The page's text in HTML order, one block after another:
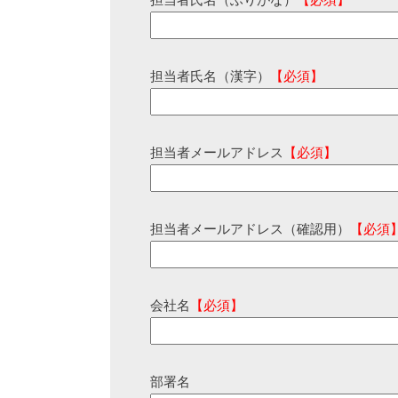
担当者氏名（漢字） 【必須】
担当者メールアドレス 【必須】
担当者メールアドレス（確認用） 【必須
会社名 【必須】
部署名